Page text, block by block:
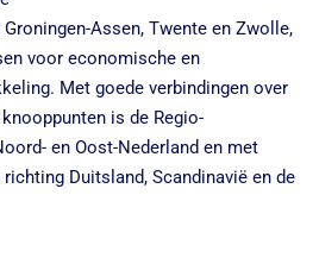
Assen, Twente en Zwolle,
voor economische en
Met goede verbindingen over
is de Regio-
en Oost-Nederland en met
Duitsland, Scandinavië en de